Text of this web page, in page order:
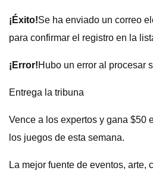
¡Éxito!Se ha enviado un correo
para confirmar el registro en la
¡Error!Hubo un error al procesar
Entrega la tribuna
Vence a los expertos y gana $50
los juegos de esta semana.
La mejor fuente de eventos, arte,